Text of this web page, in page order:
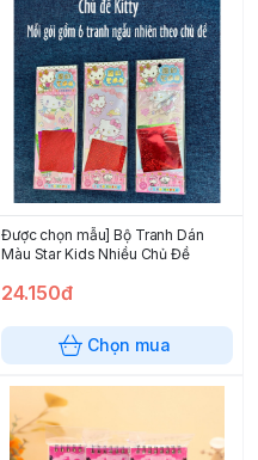
Được chọn mẫu] Bộ Tranh Dán
Màu Star Kids Nhiều Chủ Đề
24.150đ
Chọn mua